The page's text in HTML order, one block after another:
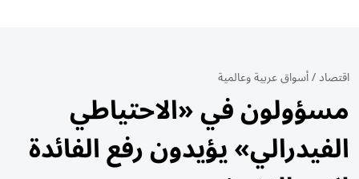
اقتصاد/أسواق عربية وعالمية
مسؤولون في «الاحتياطي
الفيدرالي» يؤيدون رفع الفائدة